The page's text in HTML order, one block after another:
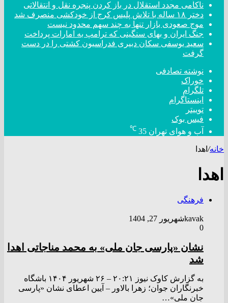
ناکامی مجدد استقلال در باز کردن پنجره نقل و انتقالاتی
دختر ‌۱۸‌ ‌ساله‌ با تلاش پلیس کرج از خودکشی منصرف شد
موج صعودی بازار تنها به چند سهم محدود نیست
جنگ ایران و بهای سنگینی که ترامپ به امارات پرداخت
سعید یوسفی سکان دبیری فدراسیون کشتی را در دست
گرفت
نوشته تصادفی
خوراک
تلگرام
اینستاگرام
توییتر
فیس بوک
آب و هوای تهران 35
℃
خانه/ اهدا
اهدا
فرهنگی
kavakشهریور 27, 1404
0
نشان «پارسی جان ملی» به محمد مناجاتی اهدا
شد
به گزارش کاوک نیوز ۲۰:۲۱ – ۲۶ شهريور ۱۴۰۴ باشگاه
خبرنگاران جوان؛ زهرا بالاور – آیین اعطای نشان «پارسی
جان‌ ملی»…